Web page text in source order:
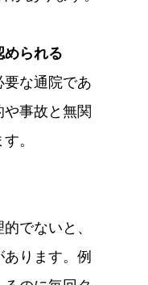
められる
な通院であ
事故と無関
。
でないと、
ります。例